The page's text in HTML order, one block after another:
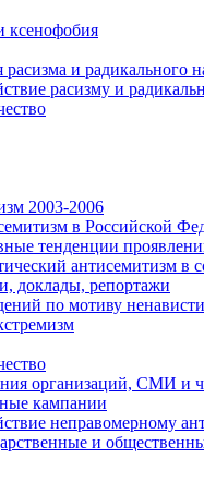
ксенофобия
и радикального
расизму и
2003-2006
в Российской
тенденции
антисемитизм в
доклады, репортажи
по мотиву ненависти
организаций, СМИ и
кампании
неправомерному
и